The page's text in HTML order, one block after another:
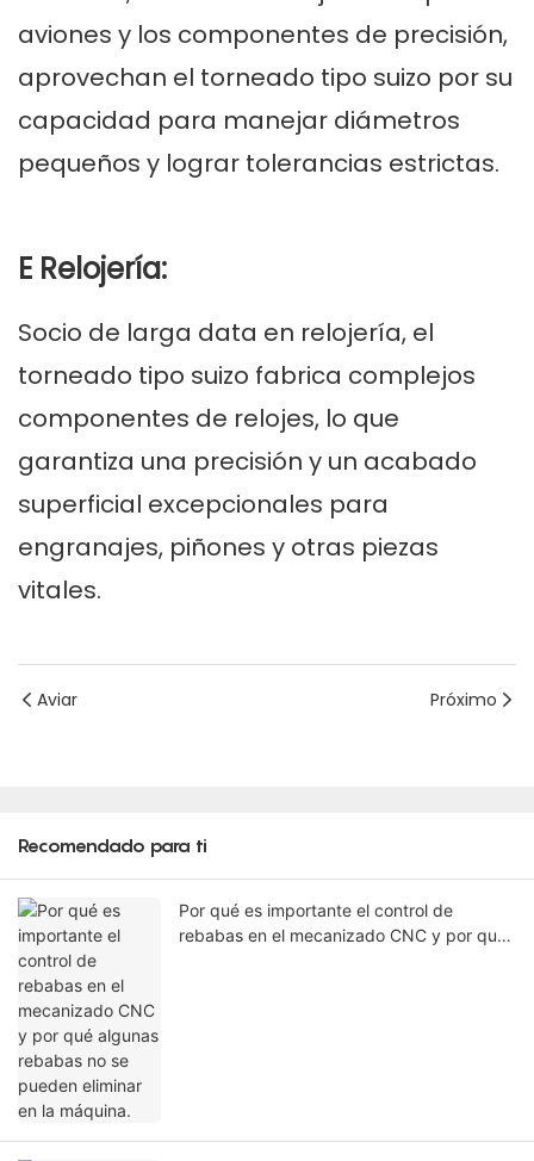
aviones y los componentes de precisión,
aprovechan el torneado tipo suizo por su
capacidad para manejar diámetros
pequeños y lograr tolerancias estrictas.
E Relojería:
Socio de larga data en relojería, el
torneado tipo suizo fabrica complejos
componentes de relojes, lo que
garantiza una precisión y un acabado
superficial excepcionales para
engranajes, piñones y otras piezas
vitales.
Aviar Próximo
Recomendado para ti
Por qué es importante el control de
rebabas en el mecanizado CNC y por qué